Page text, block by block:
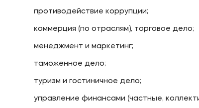
противодействие коррупции;
коммерция (по отраслям), торговое дело;
менеджмент и маркетинг;
таможенное дело;
туризм и гостиничное дело;
управление финансами (частные,